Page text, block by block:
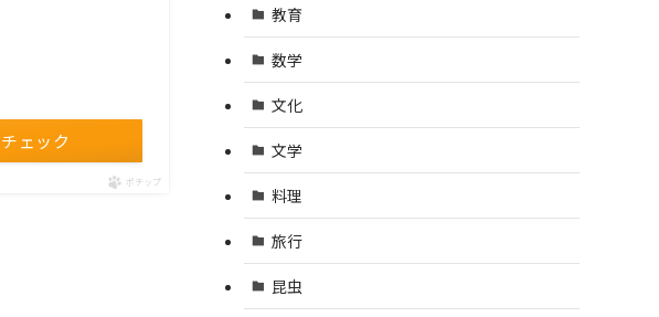
ェック
ポチップ
教育
数学
文化
文学
料理
旅行
昆虫